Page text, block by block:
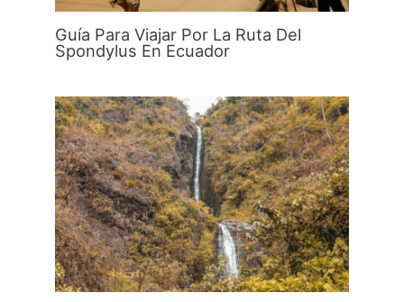
Guía Para Viajar Por La Ruta Del
Spondylus En Ecuador